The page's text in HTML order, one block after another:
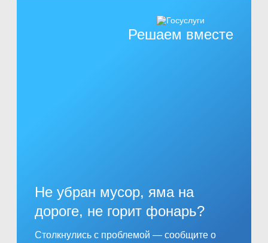
Решаем вместе
Не убран мусор, яма на
дороге, не горит фонарь?
Столкнулись с проблемой — сообщите о